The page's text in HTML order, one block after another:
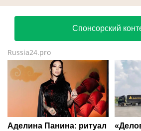
Спонсорский
Russia24.pro
Аделина Панина: ритуал